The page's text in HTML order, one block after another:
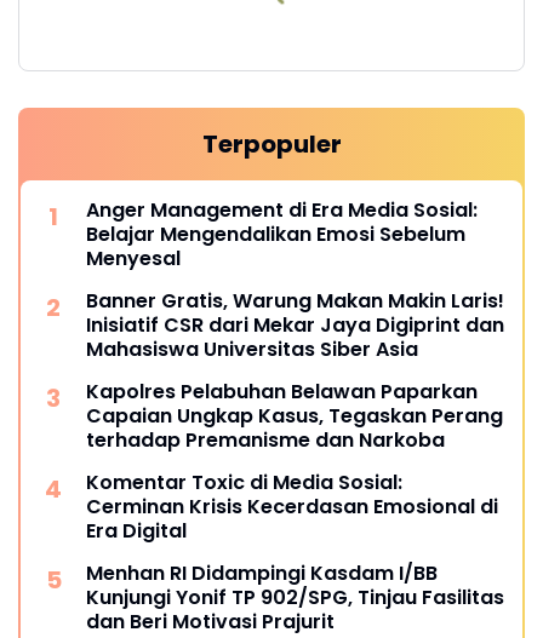
Terpopuler
Anger Management di Era Media Sosial:
Belajar Mengendalikan Emosi Sebelum
Menyesal
Banner Gratis, Warung Makan Makin Laris!
Inisiatif CSR dari Mekar Jaya Digiprint dan
Mahasiswa Universitas Siber Asia
Kapolres Pelabuhan Belawan Paparkan
Capaian Ungkap Kasus, Tegaskan Perang
terhadap Premanisme dan Narkoba
Komentar Toxic di Media Sosial:
Cerminan Krisis Kecerdasan Emosional di
Era Digital
Menhan RI Didampingi Kasdam I/BB
Kunjungi Yonif TP 902/SPG, Tinjau Fasilitas
dan Beri Motivasi Prajurit